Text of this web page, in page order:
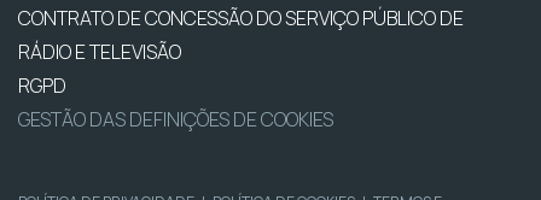
CONTRATO DE CONCESSÃO DO SERVIÇO PÚBLICO DE
RÁDIO E TELEVISÃO
RGPD
GESTÃO DAS DEFINIÇÕES DE COOKIES